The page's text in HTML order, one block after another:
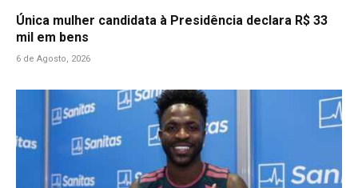
Única mulher candidata à Presidência declara R$ 33
mil em bens
6 de Agosto, 2026